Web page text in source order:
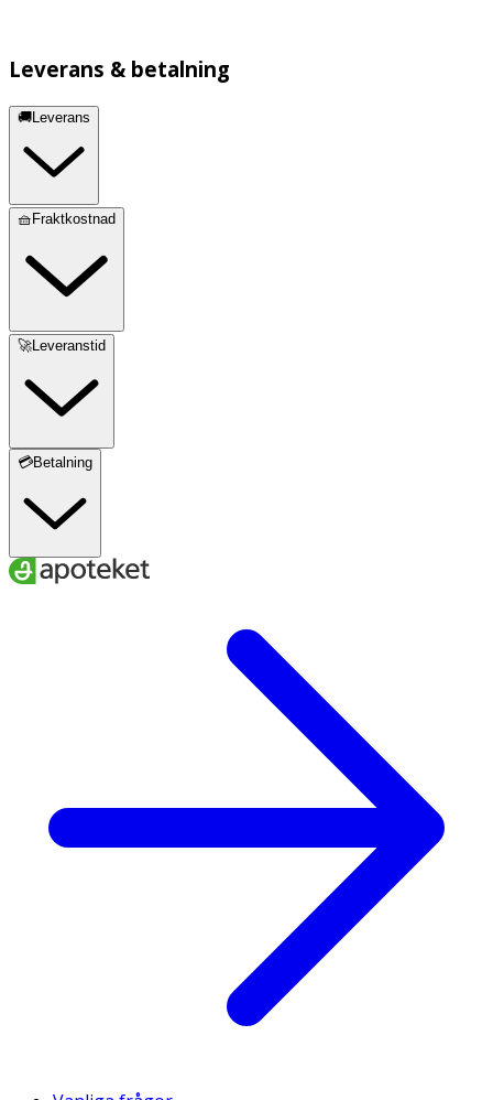
Leverans & betalning
🚚Leverans
🧺Fraktkostnad
🚀Leveranstid
💳Betalning